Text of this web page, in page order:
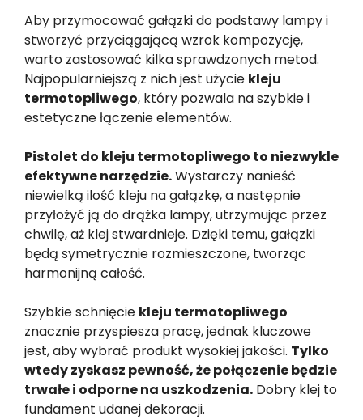
Aby przymocować gałązki do podstawy lampy i
stworzyć przyciągającą wzrok kompozycję,
warto zastosować kilka sprawdzonych metod.
Najpopularniejszą z nich jest użycie kleju
termotopliwego, który pozwala na szybkie i
estetyczne łączenie elementów.
Pistolet do kleju termotopliwego to niezwykle
efektywne narzędzie.Wystarczy nanieść
niewielką ilość kleju na gałązkę, a następnie
przyłożyć ją do drążka lampy, utrzymując przez
chwilę, aż klej stwardnieje. Dzięki temu, gałązki
będą symetrycznie rozmieszczone, tworząc
harmonijną całość.
Szybkie schnięcie kleju termotopliwego
znacznie przyspiesza pracę, jednak kluczowe
jest, aby wybrać produkt wysokiej jakości. Tylko
wtedy zyskasz pewność, że połączenie będzie
trwałe i odporne na uszkodzenia. Dobry klej to
fundament udanej dekoracji.